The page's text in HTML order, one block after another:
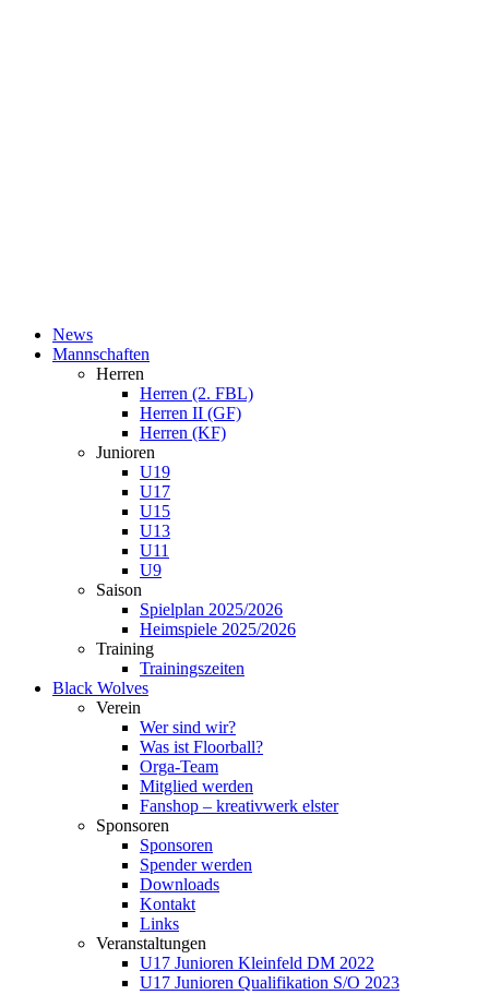
News
Mannschaften
Herren
Herren (2. FBL)
Herren II (GF)
Herren (KF)
Junioren
U19
U17
U15
U13
U11
U9
Saison
Spielplan 2025/2026
Heimspiele 2025/2026
Training
Trainingszeiten
Black Wolves
Verein
Wer sind wir?
Was ist Floorball?
Orga-Team
Mitglied werden
Fanshop – kreativwerk elster
Sponsoren
Sponsoren
Spender werden
Downloads
Kontakt
Links
Veranstaltungen
U17 Junioren Kleinfeld DM 2022
U17 Junioren Qualifikation S/O 2023